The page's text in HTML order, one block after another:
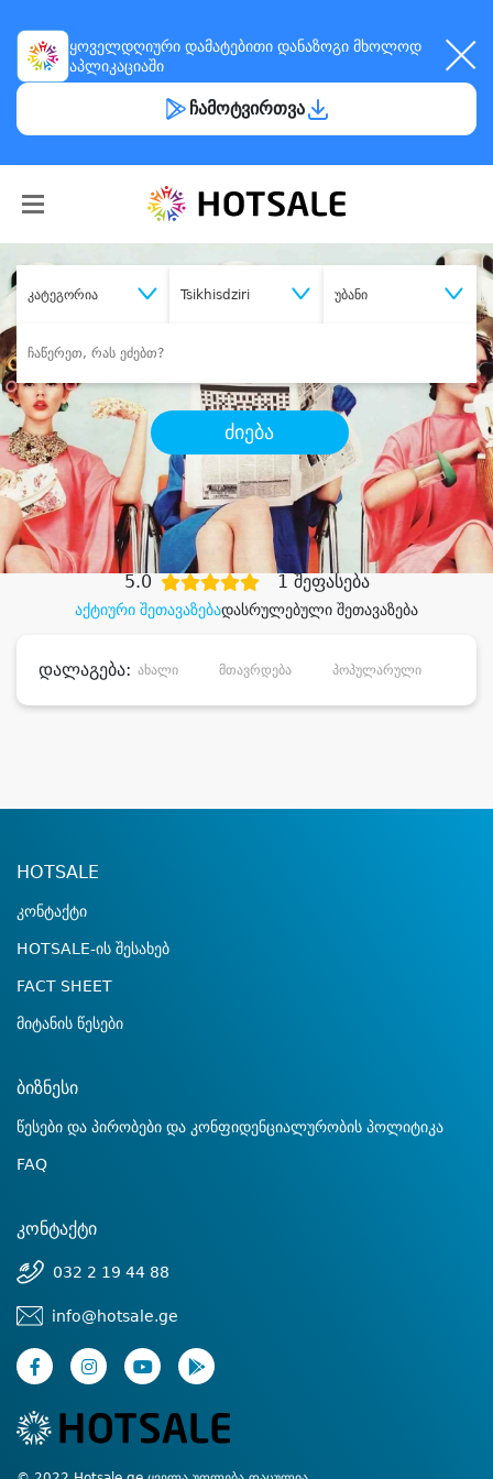
ყოველდღიური დამატებითი დანაზოგი მხოლოდ
აპლიკაციაში
ჩამოტვირთვა
კატეგორია Tsikhisdziri უბანი
ძიება
შეიძინესასურველი მომსახურება
დიდი დანაზოგით
აქტიური შეთავაზებადასრულებული შეთავაზება
5.0 1 შეფასება
დალაგება: ახალი მთავრდება პოპულარული
HOTSALE
კონტაქტი
HOTSALE-ის შესახებ
FACT SHEET
მიტანის წესები
ბიზნესი
წესები და პირობები და კონფიდენციალურობის პოლიტიკა
FAQ
კონტაქტი
032 2 19 44 88
info@hotsale.ge